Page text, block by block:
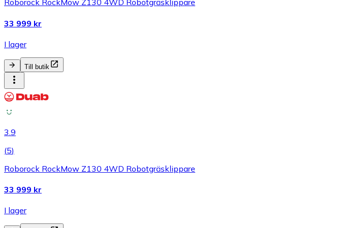
Roborock RockMow Z130 4WD Robotgräsklippare
33 999 kr
I lager
Till butik
3.9
(5)
Roborock RockMow Z130 4WD Robotgräsklippare
33 999 kr
I lager